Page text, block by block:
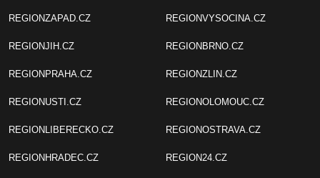
REGIONZAPAD.CZ
REGIONJIH.CZ
REGIONPRAHA.CZ
REGIONUSTI.CZ
REGIONLIBERECKO.CZ
REGIONHRADEC.CZ
REGIONVYSOCINA.CZ
REGIONBRNO.CZ
REGIONZLIN.CZ
REGIONOLOMOUC.CZ
REGIONOSTRAVA.CZ
REGION24.CZ